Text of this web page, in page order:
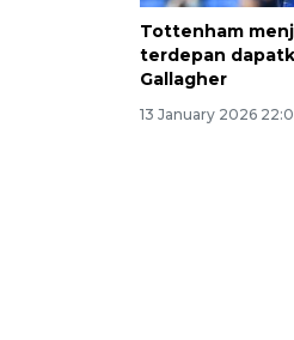
Tottenham
terdepan
Gallagher
13 January 2026